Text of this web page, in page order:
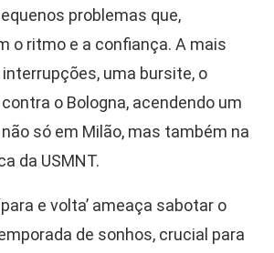
problemas que,
o ritmo e a confiança. A mais
uma bursite, o
o Bologna, acendendo um
só em Milão, mas também na
da USMNT.
e volta’ ameaça sabotar o
de sonhos, crucial para